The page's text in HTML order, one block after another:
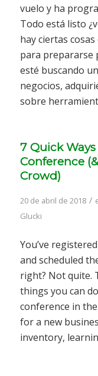
vuelo y ha
Todo está listo
hay ciertas
para prepararse
esté buscando
negocios,
sobre
7 Quick
Conference
Crowd)
20 de abril de 2018 /
Glucki
You’ve
and scheduled
right? Not quite.
things you can
conference in
for a new
inventory,